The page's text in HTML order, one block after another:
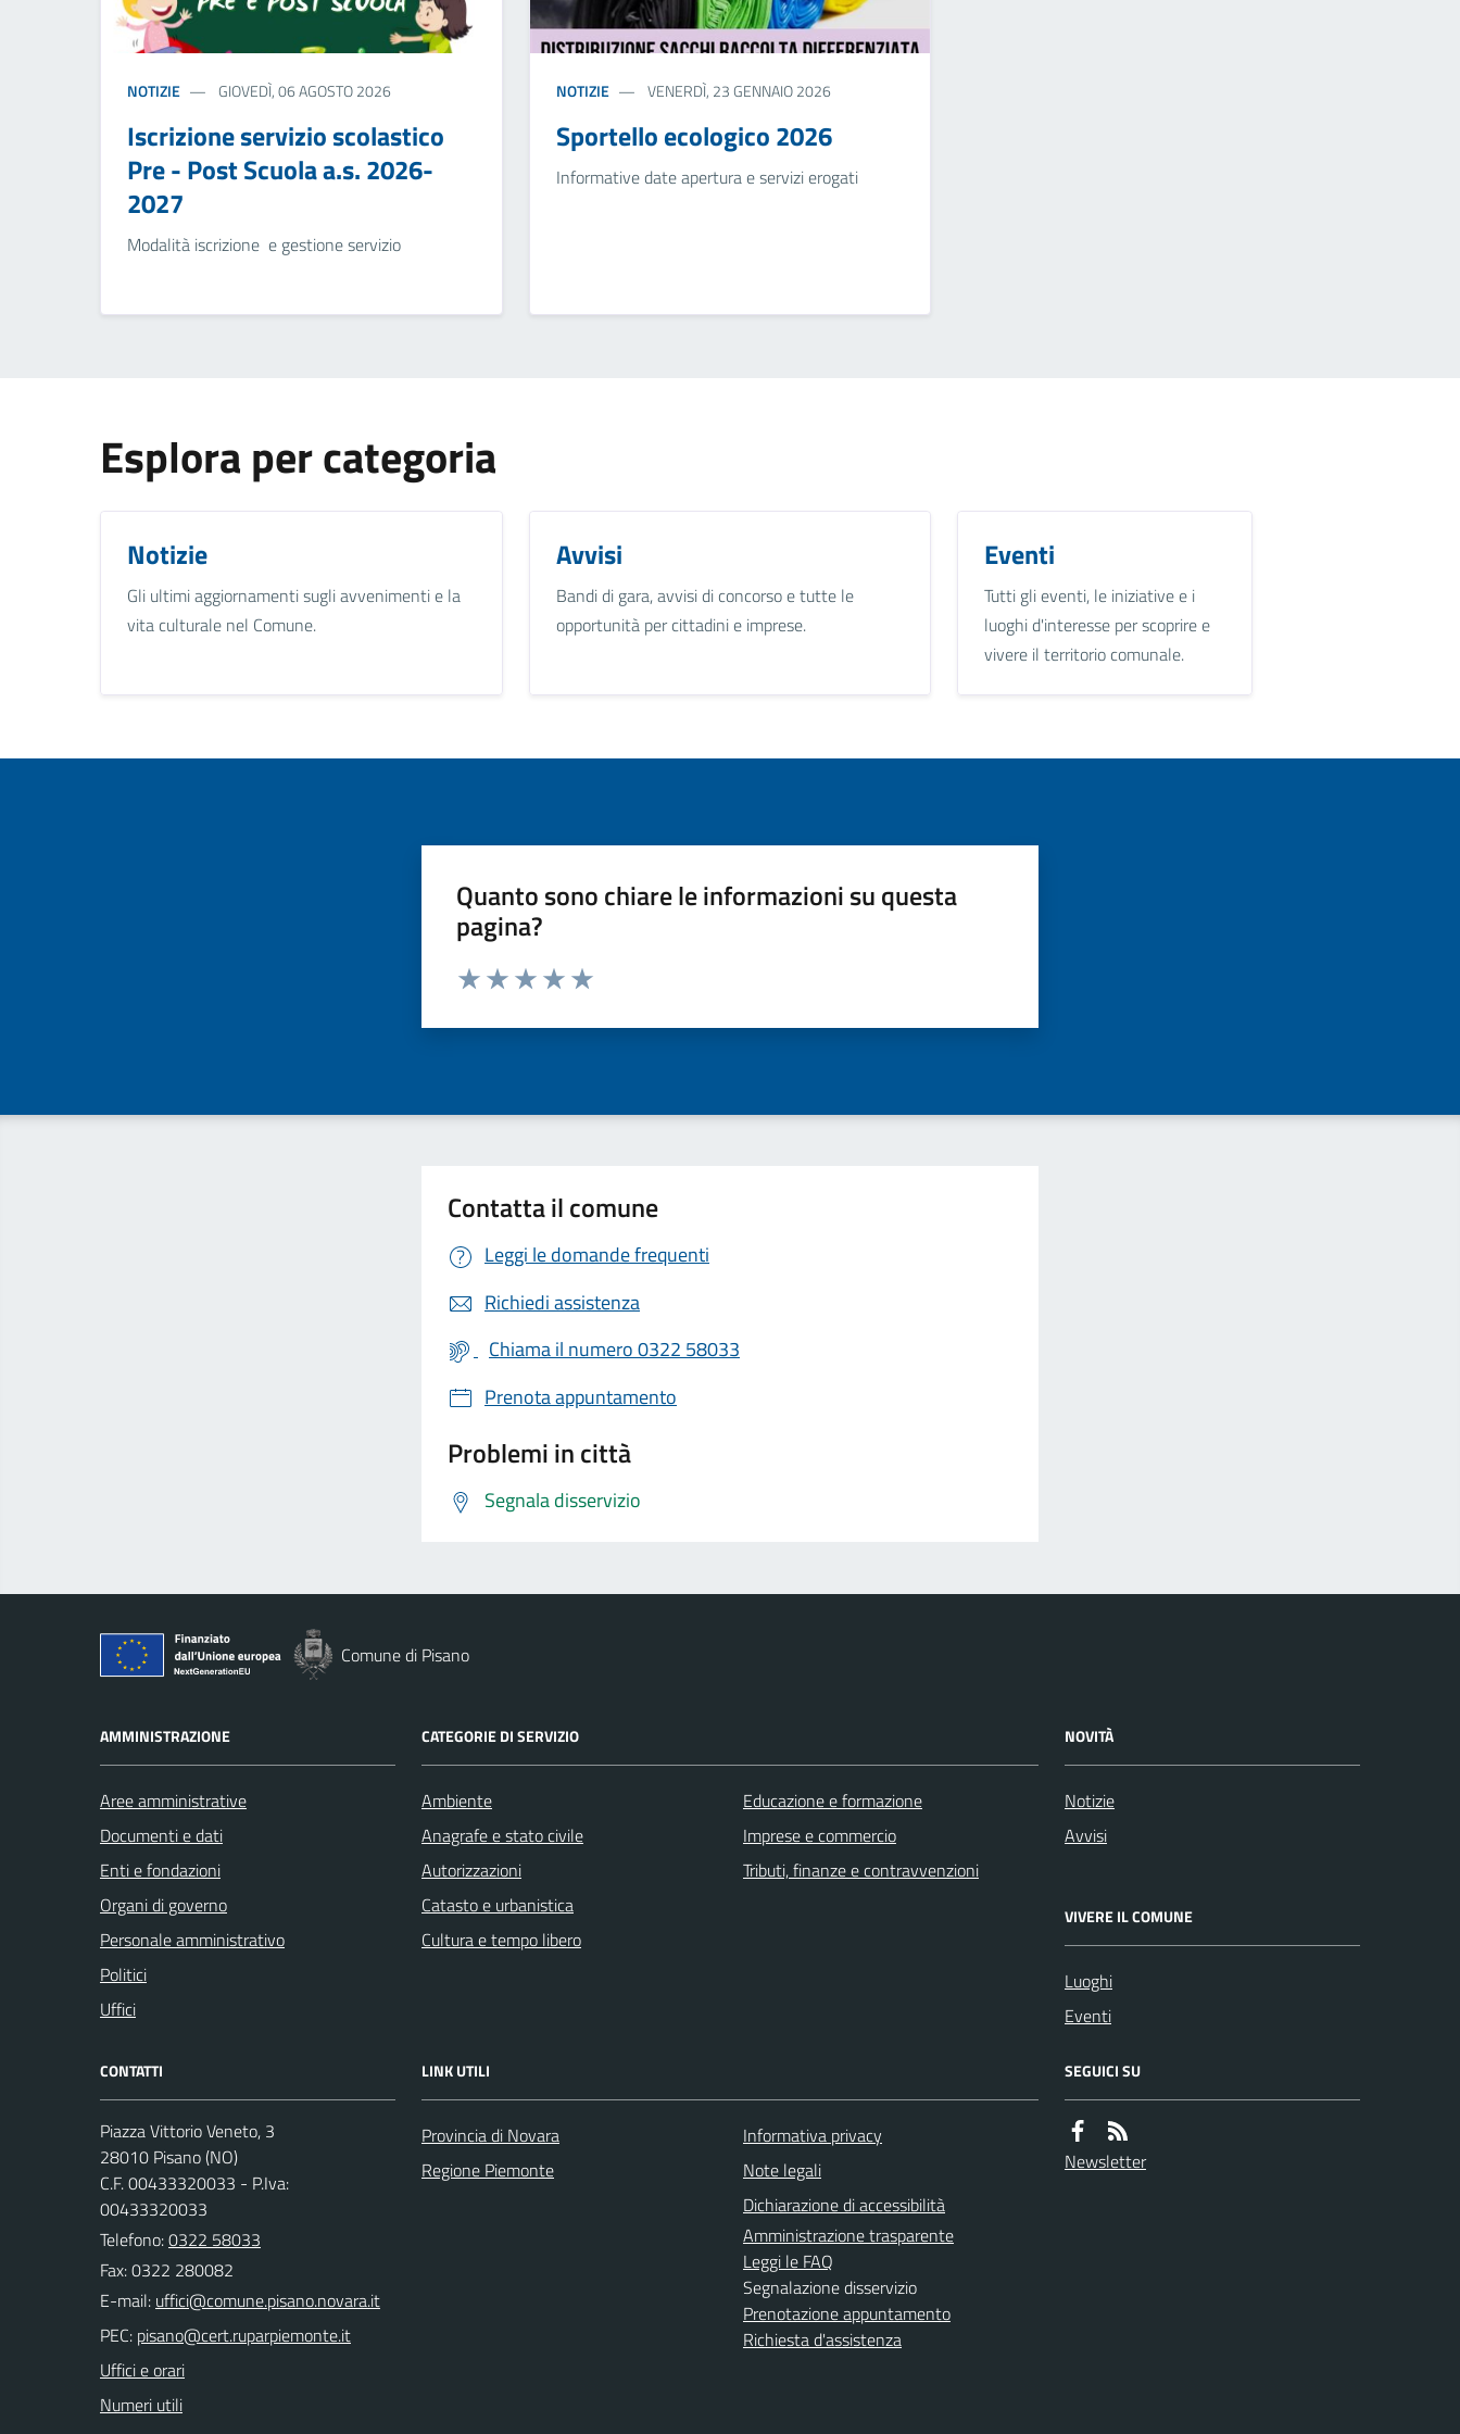
NOTIZIE GIOVEDÌ, 06 AGOSTO 2026
Iscrizione servizio scolastico
Pre - Post Scuola a.s. 2026-
2027
Modalità iscrizione e gestione servizio
NOTIZIE VENERDÌ, 23 GENNAIO 2026
Sportello ecologico 2026
Informative date apertura e servizi erogati
Esplora per categoria
Notizie
Gli ultimi aggiornamenti sugli avvenimenti e la
vita culturale nel Comune.
Avvisi
Bandi di gara, avvisi di concorso e tutte le
opportunità per cittadini e imprese.
Eventi
Tutti gli eventi, le iniziative e i
luoghi d'interesse per scoprire e
vivere il territorio comunale.
Quanto sono chiare le informazioni su questa
pagina?
Valuta da 1 a 5 stelle la pagina
Contatta il comune
Leggi le domande frequenti
Richiedi assistenza
Chiama il numero 0322 58033
Prenota appuntamento
Problemi in città
Segnala disservizio
Comune di Pisano
AMMINISTRAZIONE
Aree amministrative
Documenti e dati
Enti e fondazioni
Organi di governo
Personale amministrativo
Politici
Uffici
CATEGORIE DI SERVIZIO
Ambiente
Anagrafe e stato civile
Autorizzazioni
Catasto e urbanistica
Cultura e tempo libero
Educazione e formazione
Imprese e commercio
Tributi, finanze e contravvenzioni
NOVITÀ
Notizie
Avvisi
VIVERE IL COMUNE
Luoghi
Eventi
CONTATTI
Piazza Vittorio Veneto, 3
28010 Pisano (NO)
C.F. 00433320033 - P.Iva:
00433320033
Telefono:0322 58033
Fax: 0322 280082
E-mail:
PEC:
Uffici e orari
Numeri utili
LINK UTILI
Provincia di Novara
Regione Piemonte
Informativa privacy
Note legali
Dichiarazione di accessibilità
Amministrazione trasparente
Leggi le FAQ
Segnalazione disservizio
Prenotazione appuntamento
Richiesta d'assistenza
SEGUICI SU
Newsletter